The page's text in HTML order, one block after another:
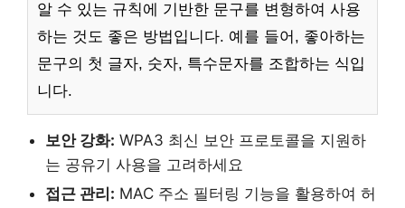
알 수 있는 규칙에 기반한 문구를 변형하여 사용
하는 것도 좋은 방법입니다. 예를 들어, 좋아하는
문구의 첫 글자, 숫자, 특수문자를 조합하는 식입
니다.
보안 강화: WPA3 최신 보안 프로토콜을 지원하
는 공유기 사용을 고려하세요
접근 관리: MAC 주소 필터링 기능을 활용하여 허